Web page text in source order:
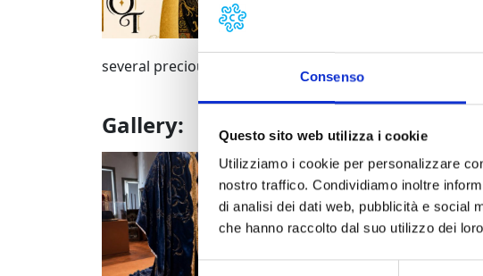
Consenso
Questo sito web utilizza i cookie
Utilizziamo i cookie per personalizzare
nostro traffico. Condividiamo inoltre
di analisi dei dati web, pubblicità e social
che hanno raccolto dal suo utilizzo dei
several precious relics brought back from Siam by
Gallery:
"Turandot. A Pechino al tempo